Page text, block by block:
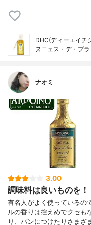
DHC(ディーエイチ
ヌニェス・デ・プ
ナオミ
3.00
調味料は良いものを！
有名人がよく使っているの
ルの香りは控えめでクセも
り、パンにつけたりさまざ